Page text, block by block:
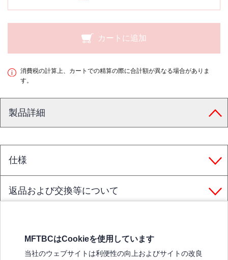
カートに追加
消費税の計算上、カートでの精算の際に合計額が異なる場合がありま
す。
製品詳細
仕様
返品および交換等について
MFTBCはCookieを使用しています
当社のウェブサイトは利便性の向上およびサイトの改良